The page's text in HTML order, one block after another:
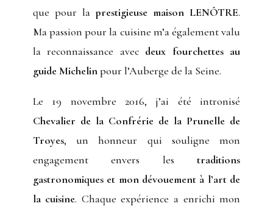
que pour laprestigieuse maison LENÔTRE.
Ma passion pour la cuisine m’a également valu
la reconnaissance avec deux fourchettes au
guide Michelinpour l’Auberge de la Seine.
Le 19 novembre 2016, j’ai été intronisé
Chevalier de la Confrérie de la Prunelle de
Troyes, un honneur qui souligne mon
engagement envers lestraditions
gastronomiques et mon dévouement à l’art de
la cuisine. Chaque expérience a enrichi mon